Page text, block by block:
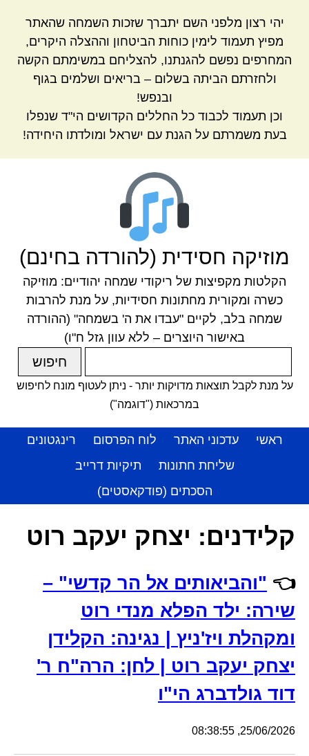
יהי רצון מלפני השם יתברך שזכות השמחה שהאתר
מפיץ תעמוד לימין כוחות הביטחון וההצלה היקרים,
המחרפים נפשם להגנתנו, להצליחם במשימתם הקשה
ולחזרתם הביתה בשלום – בריאים ושלמים בגוף
ובנפש!
וכן תעמוד לכבוד כל החללים הקדושים הי"ד שנפלו
בעת משמרתם על הגנת עם ישראל ומולדתו היחידה!
מוזיקה חסידית (להורדה בחינם)
הקלטות מקפיצות של ריקודי שמחה יהודיים: מוזיקה
כשרה ומקורית מחתונות חסידיות, על מנת להרבות
שמחה בלב, לקיים "עבדו את ה' בשמחה" (ההורדה
באישור היוצרים – ללא עוון גזל ח"ו)
על מנת לקבל תוצאות מדויקות יותר - ניתן לעטוף מונח לחיפוש
במרכאות ("דוגמה")
ראשי עדכוני האתר לוח הפרסום
רינגטונים
שליחת חתונות
תיקיות דרייב
הסכתים (פודקאסטים)
קלידנים: יצחק יעקב רוט
👈 "והביאותים אל הר קדשי" –
שירה: ילד הפלא מנדי רוט
ומקהלת ויז'ניץ | נגינה: הקלידן
יצחק יעקב רוט | לחן: הרה"ח ר'
דוד גולדברג הי"ו
25/06/2026, 08:38:55